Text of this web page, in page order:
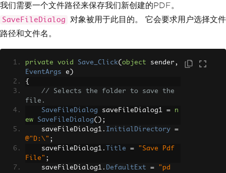
我们需要一个文件路径来保存我们新创建的PDF。
SaveFileDialog
对象被用于此目的。 它会要求用户选择文件
路径和文件名。
private void Save_Click( object sender ,
EventArgs e )
{
// Selects the folder to save the
file.
SaveFileDialog saveFileDialog1 =
n
ew
SaveFileDialog();
    saveFileDialog1
. InitialDirectory
=
@"D:\" ;
    saveFileDialog1
. Title =
"Save Pdf
File" ;
    saveFileDialog1
. DefaultExt =
"pd